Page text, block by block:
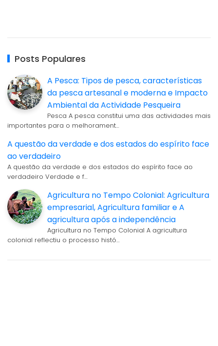
Posts Populares
A Pesca: Tipos de pesca, características
da pesca artesanal e moderna e Impacto
Ambiental da Actividade Pesqueira
Pesca A pesca constitui uma das actividades mais
importantes para o melhorament…
A questão da verdade e dos estados do espírito face
ao verdadeiro
A questão da verdade e dos estados do espírito face ao
verdadeiro Verdade e f…
Agricultura no Tempo Colonial: Agricultura
empresarial, Agricultura familiar e A
agricultura após a independência
Agricultura no Tempo Colonial A agricultura
colonial reflectiu o processo histó…